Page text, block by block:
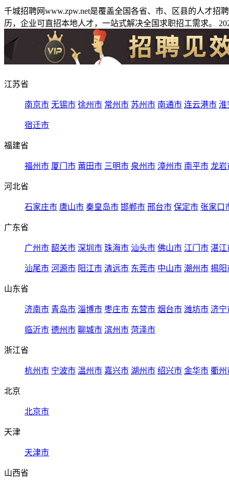
千城招聘网www.zpw.net是覆盖全国各省、市、区县的人才
历，企业可直招本地人才，一站式解决全国求职招工需求。
江苏省
南京市 无锡市 徐州市 常州市 苏州市 南通市 连云港市 淮
宿迁市
福建省
福州市 厦门市 莆田市 三明市 泉州市 漳州市 南平市 龙岩
河北省
石家庄市 唐山市 秦皇岛市 邯郸市 邢台市 保定市 张家口
广东省
广州市 韶关市 深圳市 珠海市 汕头市 佛山市 江门市 湛江
汕尾市 河源市 阳江市 清远市 东莞市 中山市 潮州市 揭阳
山东省
济南市 青岛市 淄博市 枣庄市 东营市 烟台市 潍坊市 济宁
临沂市 德州市 聊城市 滨州市 菏泽市
浙江省
杭州市 宁波市 温州市 嘉兴市 湖州市 绍兴市 金华市 衢州
北京
北京市
天津
天津市
山西省